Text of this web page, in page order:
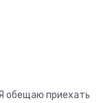
обещаю приехать